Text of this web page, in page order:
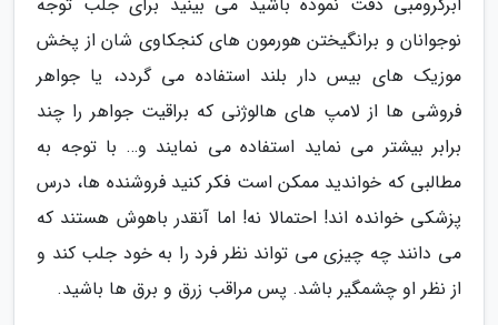
نوجوانان و برانگیختن هورمون های کنجکاوی شان از پخش
موزیک های بیس دار بلند استفاده می گردد، یا جواهر
فروشی ها از لامپ های هالوژنی که براقیت جواهر را چند
برابر بیشتر می نماید استفاده می نمایند و… با توجه به
مطالبی که خواندید ممکن است فکر کنید فروشنده ها، درس
پزشکی خوانده اند! احتمالا نه! اما آنقدر باهوش هستند که
می دانند چه چیزی می تواند نظر فرد را به خود جلب کند و
از نظر او چشمگیر باشد. پس مراقب زرق و برق ها باشید.